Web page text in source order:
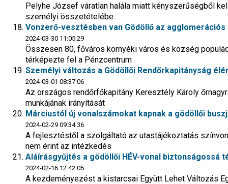
Pelyhe József váratlan halála miatt kényszerűségből
személyi összetételébe
Vonzerő-vesztésben van Gödöllő az
2024-03-30 11:05:29
Összesen 80, főváros környéki város és község
térképezte fel a Pénzcentrum
Személyi változás a Gödöllői Rendőrkapitányság
2024-03-01 08:37:06
Az országos rendőrfőkapitány Keresztély Károly
munkájának irányítását
Márciustól új vonalszámokat kapnak a gödöllői
2024-02-29 09:34:36
A fejlesztéstől a szolgáltató az utastájékoztatás
nem érint az intézkedés
Aláírásgyűjtés a gödöllői HÉV-vonal biztonságossá
2024-02-16 12:42:05
A kezdeményezést a kistarcsai Együtt Lehet Változás